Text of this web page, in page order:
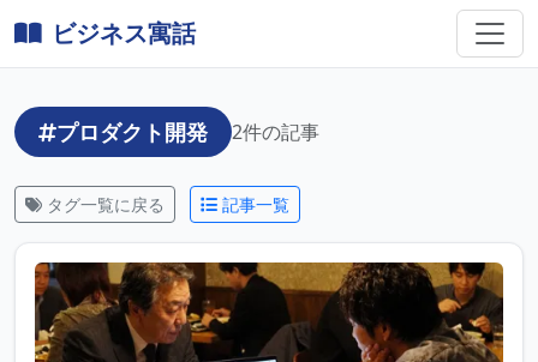
ビジネス寓話
プロダクト開発 2件の記事
タグ一覧に戻る 記事一覧